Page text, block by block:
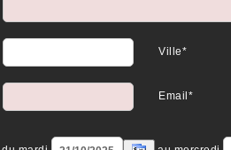
Ville*
Email*